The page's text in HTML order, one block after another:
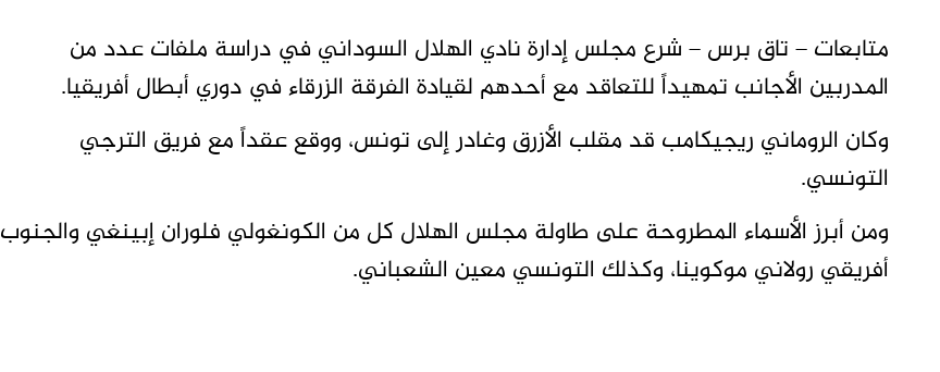
متابعات – تاق برس – شرع مجلس إدارة نادي الهلال السوداني في دراسة ملفات عدد من
المدربين الأجانب تمهيداً للتعاقد مع أحدهم لقيادة الفرقة الزرقاء في دوري أبطال أفريقيا.
وكان الروماني ريجيكامب قد مقلب الأزرق وغادر إلى تونس، ووقع عقداً مع فريق الترجي
التونسي.
ومن أبرز الأسماء المطروحة على طاولة مجلس الهلال كل من الكونغولي فلوران إبينغي والجنوب
أفريقي رولاني موكوينا، وكذلك التونسي معين الشعباني.